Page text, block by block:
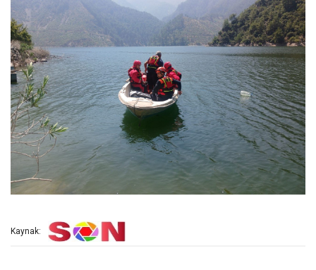
Kaynak: